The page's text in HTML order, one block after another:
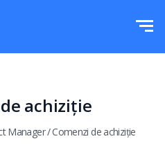
achiziție
Manager/Comenzi de achiziție